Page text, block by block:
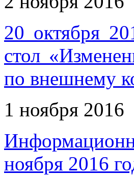
20 октября
стол
по внешнему
1 ноября 2016
ноября 2016